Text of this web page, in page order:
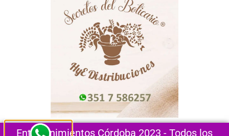
Entretenimientos Córdoba 2023 - Todos los